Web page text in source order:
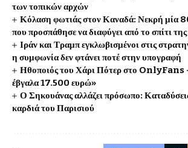
των τοπικών αρχών
Κόλαση φωτιάς στον Καναδά: Νεκρή μία
που προσπάθησε να διαφύγει από το σπίτι της
Ιράν και Τραμπ εγκλωβισμένοι στις
η συμφωνία δεν φτάνει ποτέ στην υπογραφή
Ηθοποιός του Χάρι Πότερ στο OnlyFans
έβγαλα 17.500 ευρώ»
Ο Σηκουάνας αλλάζει πρόσωπο:
καρδιά του Παρισιού